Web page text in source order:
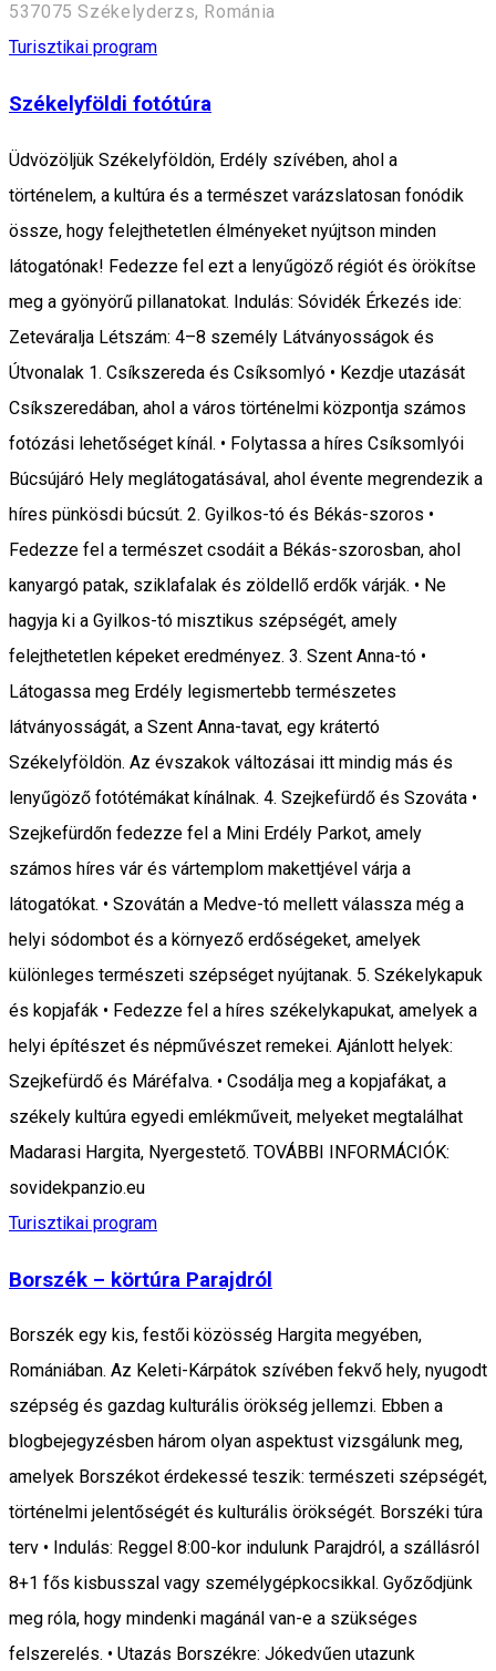
537075 Székelyderzs, Románia
Turisztikai program
Székelyföldi fotótúra
Üdvözöljük Székelyföldön, Erdély szívében, ahol a
történelem, a kultúra és a természet varázslatosan fonódik
össze, hogy felejthetetlen élményeket nyújtson minden
látogatónak! Fedezze fel ezt a lenyűgöző régiót és örökítse
meg a gyönyörű pillanatokat. Indulás: Sóvidék Érkezés ide:
Zeteváralja Létszám: 4–8 személy Látványosságok és
Útvonalak 1. Csíkszereda és Csíksomlyó • Kezdje utazását
Csíkszeredában, ahol a város történelmi központja számos
fotózási lehetőséget kínál. • Folytassa a híres Csíksomlyói
Búcsújáró Hely meglátogatásával, ahol évente megrendezik a
híres pünkösdi búcsút. 2. Gyilkos-tó és Békás-szoros •
Fedezze fel a természet csodáit a Békás-szorosban, ahol
kanyargó patak, sziklafalak és zöldellő erdők várják. • Ne
hagyja ki a Gyilkos-tó misztikus szépségét, amely
felejthetetlen képeket eredményez. 3. Szent Anna-tó •
Látogassa meg Erdély legismertebb természetes
látványosságát, a Szent Anna-tavat, egy krátertó
Székelyföldön. Az évszakok változásai itt mindig más és
lenyűgöző fotótémákat kínálnak. 4. Szejkefürdő és Szováta •
Szejkefürdőn fedezze fel a Mini Erdély Parkot, amely
számos híres vár és vártemplom makettjével várja a
látogatókat. • Szovátán a Medve-tó mellett válassza még a
helyi sódombot és a környező erdőségeket, amelyek
különleges természeti szépséget nyújtanak. 5. Székelykapuk
és kopjafák • Fedezze fel a híres székelykapukat, amelyek a
helyi építészet és népművészet remekei. Ajánlott helyek:
Szejkefürdő és Máréfalva. • Csodálja meg a kopjafákat, a
székely kultúra egyedi emlékműveit, melyeket megtalálhat
Madarasi Hargita, Nyergestető. TOVÁBBI INFORMÁCIÓK:
sovidekpanzio.eu
Turisztikai program
Borszék – körtúra Parajdról
Borszék egy kis, festői közösség Hargita megyében,
Romániában. Az Keleti-Kárpátok szívében fekvő hely, nyugodt
szépség és gazdag kulturális örökség jellemzi. Ebben a
blogbejegyzésben három olyan aspektust vizsgálunk meg,
amelyek Borszékot érdekessé teszik: természeti szépségét,
történelmi jelentőségét és kulturális örökségét. Borszéki túra
terv • Indulás: Reggel 8:00-kor indulunk Parajdról, a szállásról
8+1 fős kisbusszal vagy személygépkocsikkal. Győződjünk
meg róla, hogy mindenki magánál van-e a szükséges
felszerelés. • Utazás Borszékre: Jókedvűen utazunk